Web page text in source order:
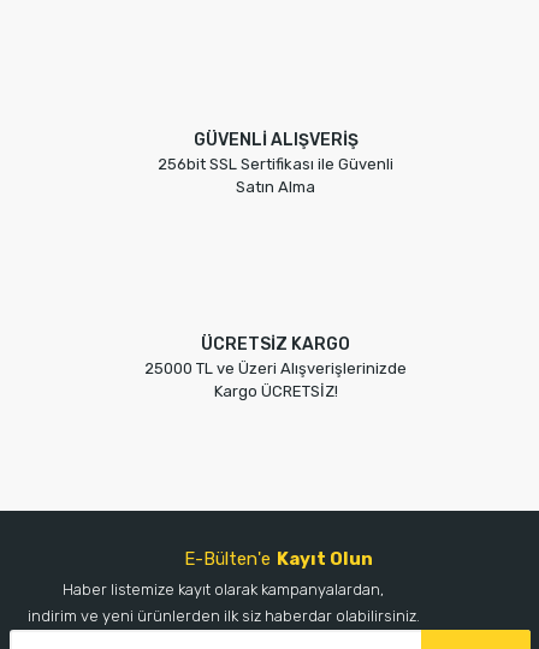
GÜVENLİ ALIŞVERİŞ
256bit SSL Sertifikası ile Güvenli
Satın Alma
ÜCRETSİZ KARGO
25000 TL ve Üzeri Alışverişlerinizde
Kargo ÜCRETSİZ!
E-Bülten'e Kayıt Olun
Haber listemize kayıt olarak kampanyalardan,
indirim ve yeni ürünlerden ilk siz haberdar olabilirsiniz.